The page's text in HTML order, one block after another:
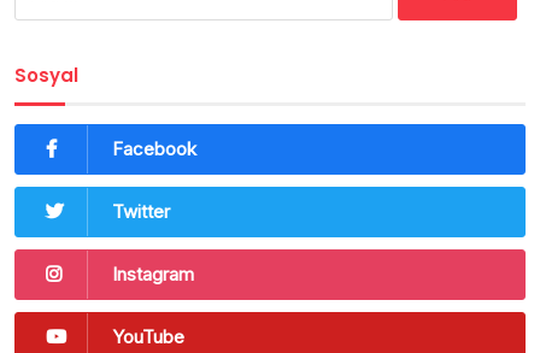
Sosyal
Facebook
Twitter
Instagram
YouTube